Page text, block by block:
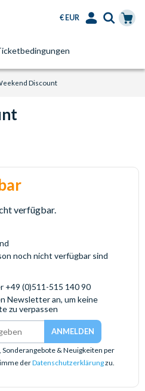
€ EUR
Language
Discount
verfügbar.
noch nicht verfügbar sind
+49 (0)511-515 140 90
Newsletter an, um keine
zu verpassen
Sonderangebote & Neuigkeiten per
derDatenschutzerklärungzu.